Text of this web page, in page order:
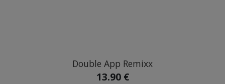
Double App Remixx
13.90 €